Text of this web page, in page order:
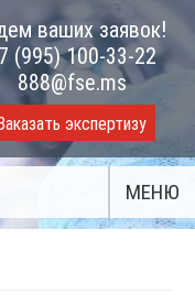
ваших заявок!
(995) 100-33-22
888@fse.ms
экспертизу
МЕНЮ